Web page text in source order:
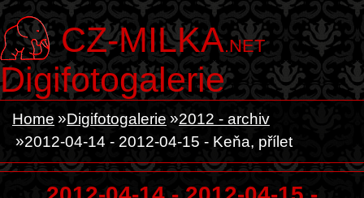
CZ-MILKA.NET
Digifotogalerie
Home Digifotogalerie
2012 - archiv
2012-04-14 - 2012-04-15 - Keňa, přílet